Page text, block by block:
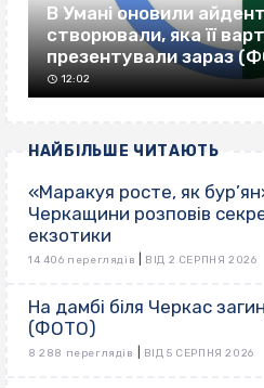
В Умані оновили
створювали, яка її
презентували зараз
12:02
НАЙБІЛЬШЕ ЧИТАЮТЬ
«Маракуя росте, як
Черкащини розповів
екзотики
14 406 переглядів ВІД 2 СЕРПНЯ 2026
На дамбі біля Черкас
(ФОТО)
8 288 переглядів ВІД 5 СЕРПНЯ 2026